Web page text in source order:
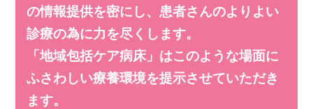
の情報提供を密にし、患者さんのよりよい
診療の為に力を尽くします。
「地域包括ケア病床」はこのような場面に
ふさわしい療養環境を提示させていただき
ます。